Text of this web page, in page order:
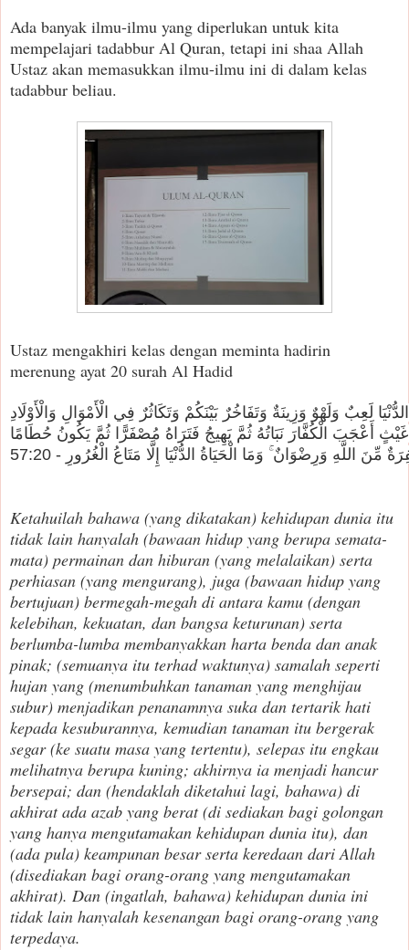
Ada banyak ilmu-ilmu yang diperlukan untuk kita
mempelajari tadabbur Al Quran, tetapi ini shaa Allah
Ustaz akan memasukkan ilmu-ilmu ini di dalam kelas
tadabbur beliau.
Ustaz mengakhiri kelas dengan meminta hadirin
merenung ayat 20 surah Al Hadid
اللَّهِ وَرِضْوَانٌ ۚ وَمَا الْحَيَاةُ الدُّنْيَا إِلَّا مَتَاعُ الْغُرُورِ - 57:20
Ketahuilah bahawa (yang dikatakan) kehidupan dunia itu
tidak lain hanyalah (bawaan hidup yang berupa semata-
mata) permainan dan hiburan (yang melalaikan) serta
perhiasan (yang mengurang), juga (bawaan hidup yang
bertujuan) bermegah-megah di antara kamu (dengan
kelebihan, kekuatan, dan bangsa keturunan) serta
berlumba-lumba membanyakkan harta benda dan anak
pinak; (semuanya itu terhad waktunya) samalah seperti
hujan yang (menumbuhkan tanaman yang menghijau
subur) menjadikan penanamnya suka dan tertarik hati
kepada kesuburannya, kemudian tanaman itu bergerak
segar (ke suatu masa yang tertentu), selepas itu engkau
melihatnya berupa kuning; akhirnya ia menjadi hancur
bersepai; dan (hendaklah diketahui lagi, bahawa) di
akhirat ada azab yang berat (di sediakan bagi golongan
yang hanya mengutamakan kehidupan dunia itu), dan
(ada pula) keampunan besar serta keredaan dari Allah
(disediakan bagi orang-orang yang mengutamakan
akhirat). Dan (ingatlah, bahawa) kehidupan dunia ini
tidak lain hanyalah kesenangan bagi orang-orang yang
terpedaya.